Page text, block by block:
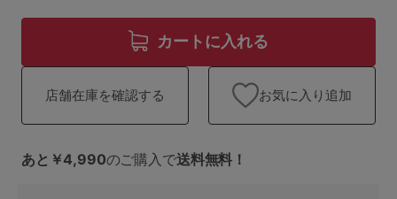
検索を閉じる
カートに入れる
店舗在庫を確認する お気に入り追加
あと￥4,990のご購入で送料無料！